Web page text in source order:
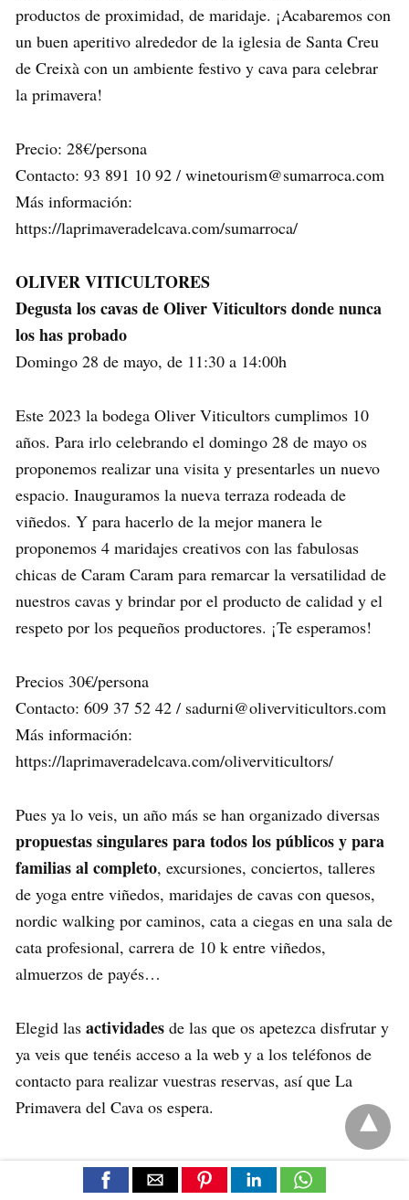
productos de proximidad, de maridaje. ¡Acabaremos con
un buen aperitivo alrededor de la iglesia de Santa Creu
de Creixà con un ambiente festivo y cava para celebrar
la primavera!
Precio: 28€/persona
Contacto: 93 891 10 92 / winetourism@sumarroca.com
Más información:
https://laprimaveradelcava.com/sumarroca/
OLIVER VITICULTORES
Degusta los cavas de Oliver Viticultors donde nunca
los has probado
Domingo 28 de mayo, de 11:30 a 14:00h
Este 2023 la bodega Oliver Viticultors cumplimos 10
años. Para irlo celebrando el domingo 28 de mayo os
proponemos realizar una visita y presentarles un nuevo
espacio. Inauguramos la nueva terraza rodeada de
viñedos. Y para hacerlo de la mejor manera le
proponemos 4 maridajes creativos con las fabulosas
chicas de Caram Caram para remarcar la versatilidad de
nuestros cavas y brindar por el producto de calidad y el
respeto por los pequeños productores. ¡Te esperamos!
Precios 30€/persona
Contacto: 609 37 52 42 / sadurni@oliverviticultors.com
Más información:
https://laprimaveradelcava.com/oliverviticultors/
Pues ya lo veis, un año más se han organizado diversas
propuestas singulares para todos los públicos y para
familias al completo, excursiones, conciertos, talleres
de yoga entre viñedos, maridajes de cavas con quesos,
nordic walking por caminos, cata a ciegas en una sala de
cata profesional, carrera de 10 k entre viñedos,
almuerzos de payés…
Elegid las actividades de las que os apetezca disfrutar y
ya veis que tenéis acceso a la web y a los teléfonos de
contacto para realizar vuestras reservas, así que La
Primavera del Cava os espera.